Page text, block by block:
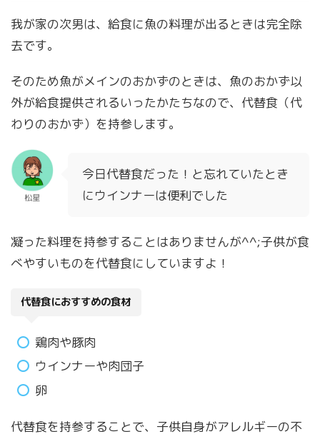
我が家の次男は、給食に魚の料理が出るときは完全除
去です。
そのため魚がメインのおかずのときは、魚のおかず以
外が給食提供されるいったかたちなので、代替食（代
わりのおかず）を持参します。
松星
今日代替食だった！と忘れていたとき
にウインナーは便利でした
凝った料理を持参することはありませんが^^;子供が食
べやすいものを代替食にしていますよ！
代替食におすすめの食材
鶏肉や豚肉
ウインナーや肉団子
卵
代替食を持参することで、子供自身がアレルギーの不